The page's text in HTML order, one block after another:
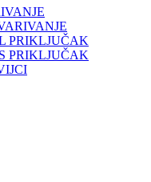
PRIKLJUČAK
PRIKLJUČAK